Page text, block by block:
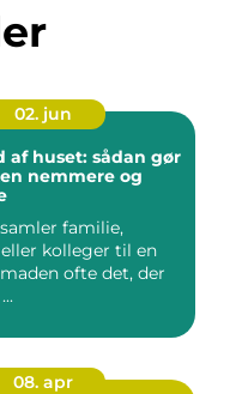
02. jun
af huset: sådan gør
nemmere og
familie,
kolleger til en
ofte det, der
08. apr